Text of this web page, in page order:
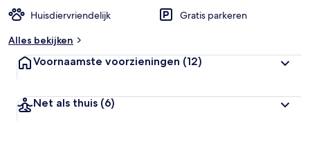
b
o
r
Huisdiervriendelijk
Gratis parkeren
Alles bekijken
Voornaamste voorzieningen (12)
Net als thuis (6)